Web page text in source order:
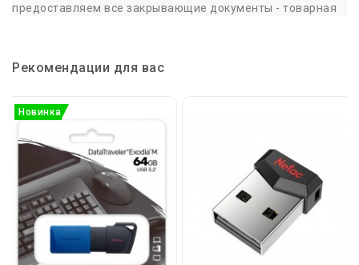
предоставляем все закрывающие документы - товарная
При оплате наличными или переводе на банковскую карту
Доставка по России
Для точности и качества, заказывайте товар заранее. Мы
совершаем доставку товара, только если заказ сделан до
15:00 предыдущего дня.
Мы готовы доставить оплаченный вами товар
в любую
точку России любой транспортной компанией на ваш
выбор (ПЭК, Деловые линии, КИТ и др.).
При доставке нашей собственной службой доставки вы
Рекомендации для вас
Новинка